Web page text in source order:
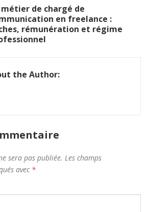
métier de chargé de
en freelance :
rémunération et régime
the Author:
sera pas publiée. Les champs
avec *